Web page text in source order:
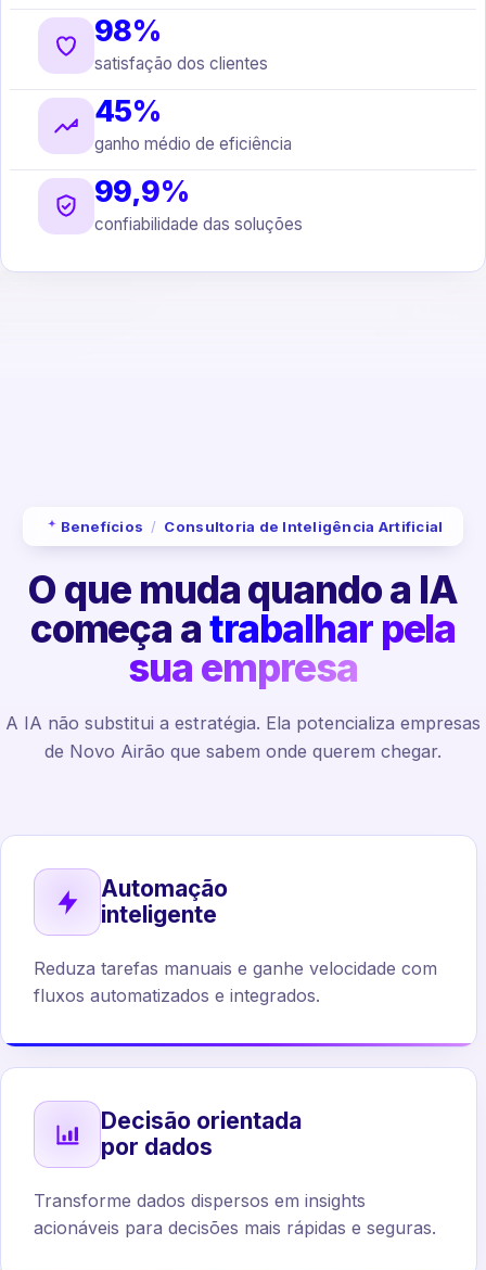
98%
satisfação dos clientes
45%
ganho médio de eficiência
99,9%
confiabilidade das soluções
Benefícios / Consultoria de Inteligência Artificial
O que muda quando a IA
começa atrabalhar pela
sua empresa
A IA não substitui a estratégia. Ela potencializa empresas
de Novo Airão que sabem onde querem chegar.
Automação
inteligente
Reduza tarefas manuais e ganhe velocidade com
fluxos automatizados e integrados.
Decisão orientada
por dados
Transforme dados dispersos em insights
acionáveis para decisões mais rápidas e seguras.